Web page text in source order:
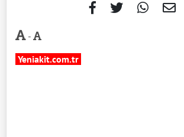
-
Yeniakit.com.tr